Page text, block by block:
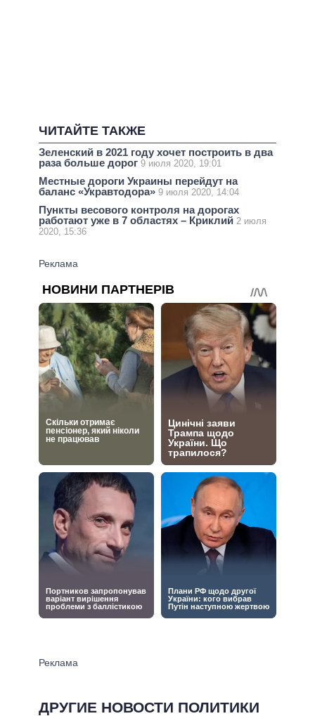
ЧИТАЙТЕ ТАКЖЕ
Зеленский в 2021 году хочет построить в два
раза больше дорог 9 июля 2020, 19:01
Местные дороги Украины перейдут на
баланс «Укравтодора» 9 июля 2020, 14:04
Пункты весового контроля на дорогах
работают уже в 7 областях – Криклий 2 июля
2020, 15:36
ДРУГИЕ НОВОСТИ ПОЛИТИКИ